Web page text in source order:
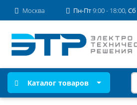
Москва Пн-Пт9:00 - 18:00, Сб
Каталог товаров